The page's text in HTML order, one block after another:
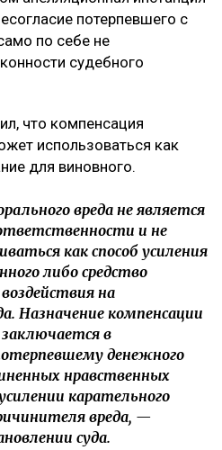
жалобу без
что оснований для
не установлено. В
что определение суммы
к оценочным полномочиям
конкретных
нравственных
степени вины
апелляционная инстанция
потерпевшего с
по себе не
судебного
что компенсация
использоваться как
для виновного.
вреда не является
и не